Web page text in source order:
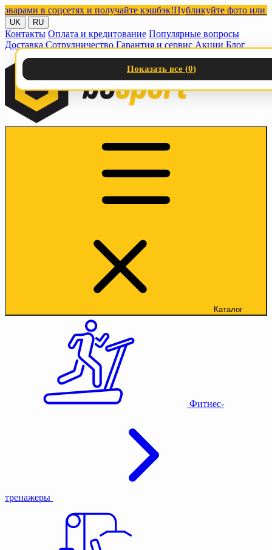
в соцсетях и получайте кэшбэк!Публикуйте фото или
UK RU
Контакты Оплата и кредитование Популярные вопросы
Доставка Сотрудничество Гарантия и сервис Акции Блог
Каталог
Фитнес-
тренажеры
Показать все (0)